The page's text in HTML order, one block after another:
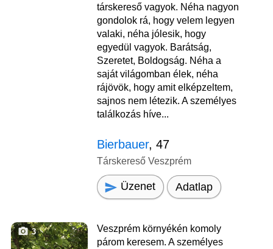
társkereső vagyok. Néha nagyon
gondolok rá, hogy velem legyen
valaki, néha jólesik, hogy
egyedül vagyok. Barátság,
Szeretet, Boldogság. Néha a
saját világomban élek, néha
rájövök, hogy amit elképzeltem,
sajnos nem létezik. A személyes
találkozás híve...
Bierbauer, 47
Társkereső Veszprém
Üzenet Adatlap
3
Veszprém környékén komoly
párom keresem. A személyes